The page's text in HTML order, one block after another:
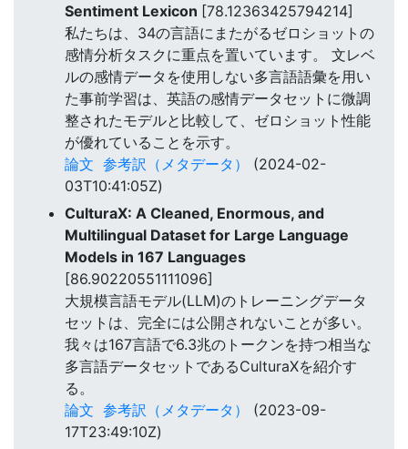
Sentiment Lexicon [78.12363425794214]
私たちは、34の言語にまたがるゼロショットの
感情分析タスクに重点を置いています。 文レベ
ルの感情データを使用しない多言語語彙を用い
た事前学習は、英語の感情データセットに微調
整されたモデルと比較して、ゼロショット性能
が優れていることを示す。
論文 参考訳（メタデータ）
(2024-02-
03T10:41:05Z)
CulturaX: A Cleaned, Enormous, and
Multilingual Dataset for Large Language
Models in 167 Languages
[86.90220551111096]
大規模言語モデル(LLM)のトレーニングデータ
セットは、完全には公開されないことが多い。
我々は167言語で6.3兆のトークンを持つ相当な
多言語データセットであるCulturaXを紹介す
る。
論文 参考訳（メタデータ）
(2023-09-
17T23:49:10Z)